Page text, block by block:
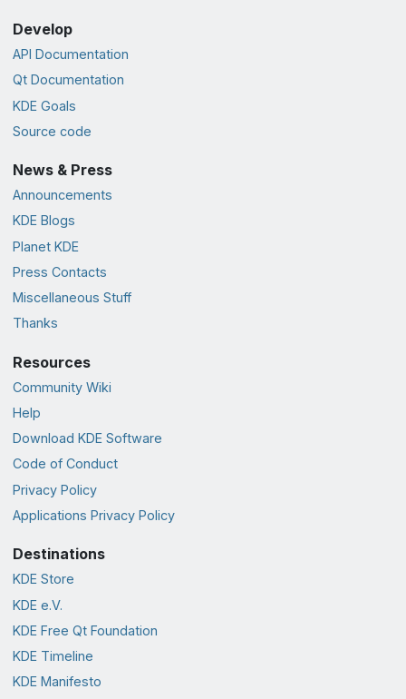
Develop
API Documentation
Qt Documentation
KDE Goals
Source code
News & Press
Announcements
KDE Blogs
Planet KDE
Press Contacts
Miscellaneous Stuff
Thanks
Resources
Community Wiki
Help
Download KDE Software
Code of Conduct
Privacy Policy
Applications Privacy Policy
Destinations
KDE Store
KDE e.V.
KDE Free Qt Foundation
KDE Timeline
KDE Manifesto